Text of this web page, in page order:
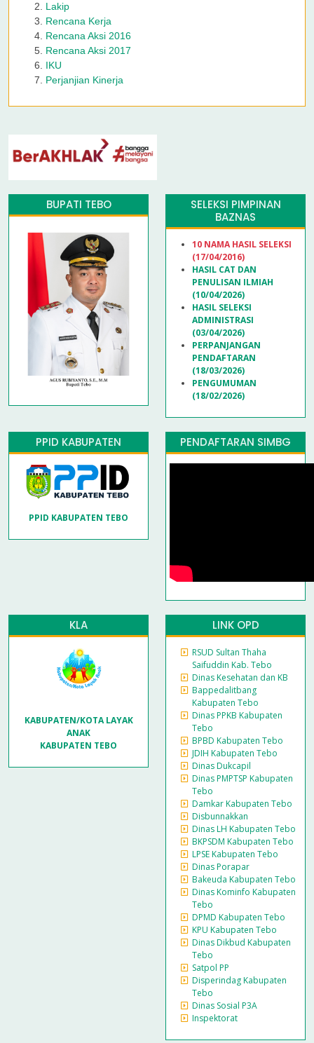
Lakip
Rencana Kerja
Rencana Aksi 2016
Rencana Aksi 2017
IKU
Perjanjian Kinerja
BUPATI TEBO
SELEKSI PIMPINAN
BAZNAS
10 NAMA HASIL SELEKSI
(17/04/2016)
HASIL CAT DAN
PENULISAN ILMIAH
(10/04/2026)
HASIL SELEKSI
ADMINISTRASI
(03/04/2026)
PERPANJANGAN
PENDAFTARAN
(18/03/2026)
PENGUMUMAN
(18/02/2026)
PPID KABUPATEN
PPID KABUPATEN TEBO
PENDAFTARAN SIMBG
KLA
KABUPATEN/KOTA LAYAK
ANAK
KABUPATEN TEBO
LINK OPD
RSUD Sultan Thaha
Saifuddin Kab. Tebo
Dinas Kesehatan dan KB
Bappedalitbang
Kabupaten Tebo
Dinas PPKB Kabupaten
Tebo
BPBD Kabupaten Tebo
JDIH Kabupaten Tebo
Dinas Dukcapil
Dinas PMPTSP Kabupaten
Tebo
Damkar Kabupaten Tebo
Disbunnakkan
Dinas LH Kabupaten Tebo
BKPSDM Kabupaten Tebo
LPSE Kabupaten Tebo
Dinas Porapar
Bakeuda Kabupaten Tebo
Dinas Kominfo Kabupaten
Tebo
DPMD Kabupaten Tebo
KPU Kabupaten Tebo
Dinas Dikbud Kabupaten
Tebo
Satpol PP
Disperindag Kabupaten
Tebo
Dinas Sosial P3A
Inspektorat